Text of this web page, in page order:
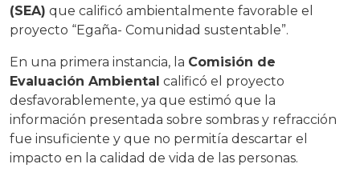
(SEA) que calificó ambientalmente favorable el
proyecto “Egaña- Comunidad sustentable”.
En una primera instancia, la Comisión de
Evaluación Ambiental calificó el proyecto
desfavorablemente, ya que estimó que la
información presentada sobre sombras y refracción
fue insuficiente y que no permitía descartar el
impacto en la calidad de vida de las personas.